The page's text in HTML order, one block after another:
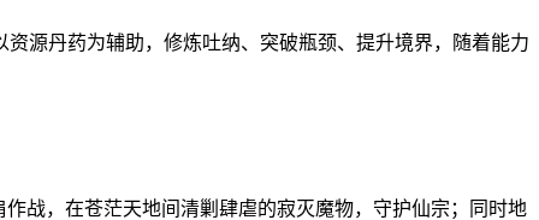
源丹药为辅助，修炼吐纳、突破瓶颈、提升境界，随着能力
战，在苍茫天地间清剿肆虐的寂灭魔物，守护仙宗；同时地